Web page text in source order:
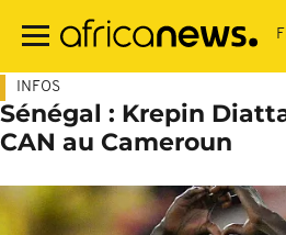
contenu
INFOS
Sénégal : Krepin
CAN au Cameroun